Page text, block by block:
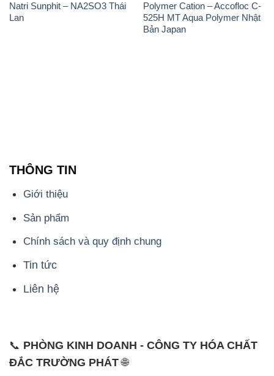
Natri Sunphit – NA2SO3 Thái
Lan
Polymer Cation – Accofloc C-
525H MT Aqua Polymer Nhật
Bản Japan
THÔNG TIN
Giới thiệu
Sản phẩm
Chính sách và quy định chung
Tin tức
Liên hệ
📞 PHÒNG KINH DOANH - CÔNG TY HÓA CHẤT
ĐẮC TRƯỜNG PHÁT🌐